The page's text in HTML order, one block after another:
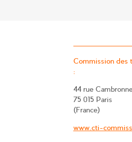
Commission des
:
44 rue
75 015 Paris
(France)
www.cti-